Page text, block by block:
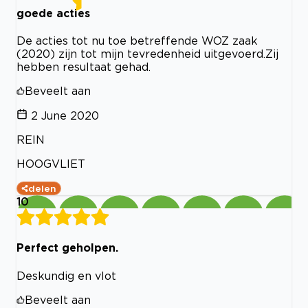
goede acties
De acties tot nu toe betreffende WOZ zaak
(2020) zijn tot mijn tevredenheid uitgevoerd.Zij
hebben resultaat gehad.
Beveelt aan
2 June 2020
REIN
HOOGVLIET
delen
10
Perfect geholpen.
Deskundig en vlot
Beveelt aan